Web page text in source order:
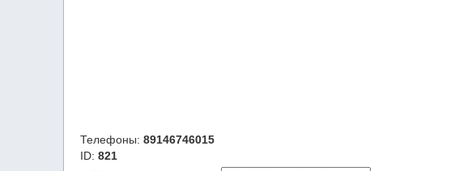
Телефоны: 89146746015
ID: 821